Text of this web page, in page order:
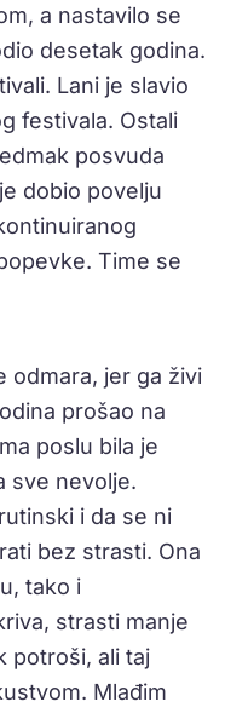
a nastavilo se
desetak godina.
Lani je slavio
festivala. Ostali
posvuda
dobio povelju
Time se
odmara, jer ga živi
prošao na
poslu bila je
sve nevolje.
i da se ni
bez strasti. Ona
tako i
strasti manje
potroši, ali taj
Mlađim